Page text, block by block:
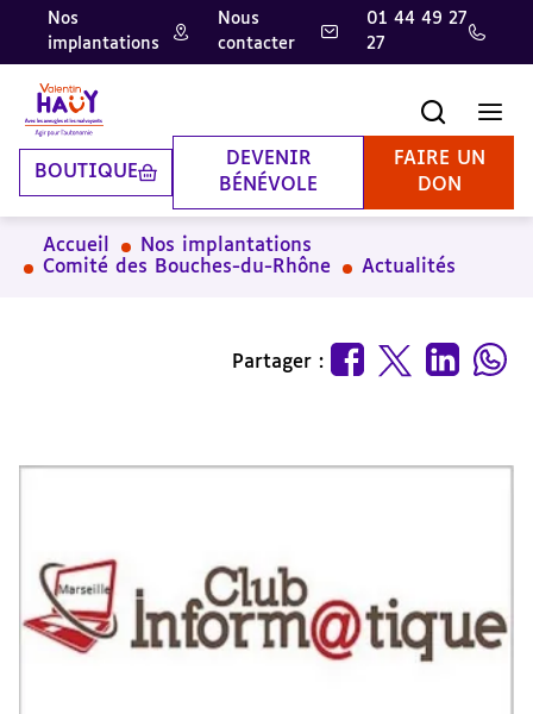
Aller
contenu
principal
Aller
pied
de
page
Aller
la
recherche
Nos
implantations
Nous
contacter
01 44 49 27
27
BOUTIQUE
DEVENIR
BÉNÉVOLE
FAIRE UN
DON
Accueil
Nos implantations
Comité des Bouches-du-Rhône
Actualités
Partager :